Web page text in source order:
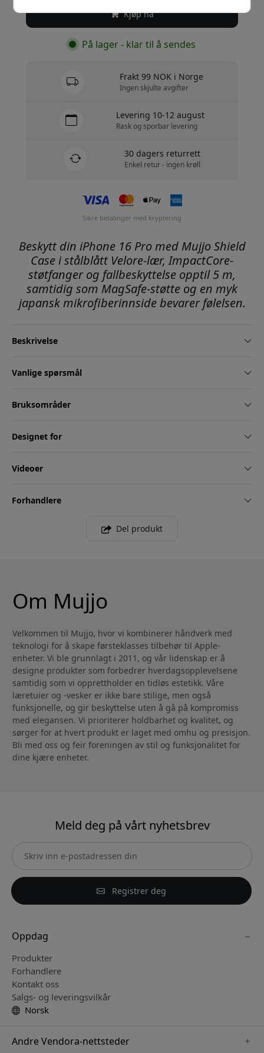
Kjøp nå
På lager - klar til å sendes
Frakt 99 NOK i Norge
Ingen skjulte avgifter
Levering 10-12 august
Rask og sporbar levering
30 dagers returrett
Enkel retur - ingen krøll
Sikre betalinger med kryptering
Beskytt din iPhone 16 Pro med Mujjo Shield
Case i stålblått Velore-lær, ImpactCore-
støtfanger og fallbeskyttelse opptil 5 m,
samtidig som MagSafe-støtte og en myk
japansk mikrofiberinnside bevarer følelsen.
Beskrivelse
Vanlige spørsmål
Bruksområder
Designet for
Videoer
Forhandlere
Del produkt
Om Mujjo
Velkommen til Mujjo, hvor vi kombinerer håndverk med
teknologi for å skape førsteklasses tilbehør til Apple-
enheter. Vi ble grunnlagt i 2011, og vår lidenskap er å
designe produkter som forbedrer hverdagsopplevelsene
samtidig som vi opprettholder en tidløs estetikk. Våre
læretuier og -vesker er ikke bare stilige, men også
funksjonelle, og gir beskyttelse uten å gå på kompromiss
med elegansen. Vi prioriterer holdbarhet og kvalitet, og
sørger for at hvert produkt er laget med omhu og presisjon.
Bli med oss og feir foreningen av stil og funksjonalitet for
dine kjære enheter.
Meld deg på vårt nyhetsbrev
Registrer deg
Oppdag
Produkter
Forhandlere
Kontakt oss
Salgs- og leveringsvilkår
Norsk
Andre Vendora-nettsteder